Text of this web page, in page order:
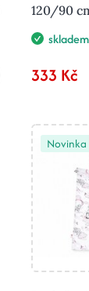
120/90
skladem
333 Kč
Novinka